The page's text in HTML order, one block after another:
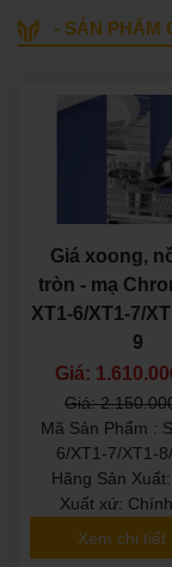
- SẢN PHẨM
Giá xoong,
tròn - mạ
XT1-6/XT1-7/
9
Giá:
Giá:
Mã Sản Phẩm :
6/XT1-7/XT1-
Hãng Sản
Xuất xứ:
Xem chi tiết